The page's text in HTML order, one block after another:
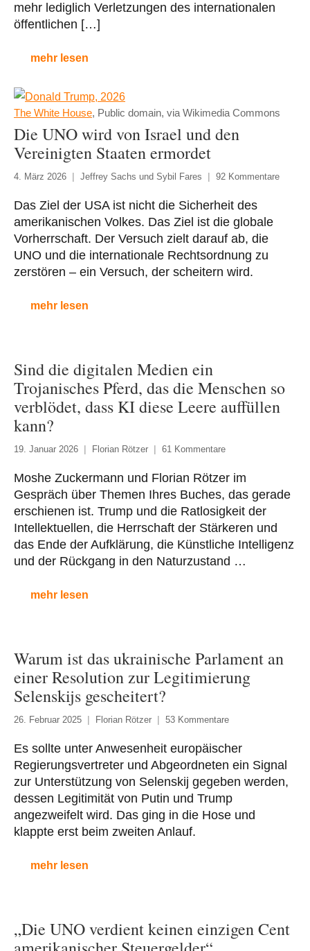
mehr lediglich Verletzungen des internationalen
öffentlichen […]
mehr lesen
The White House, Public domain, via Wikimedia Commons
Die UNO wird von Israel und den
Vereinigten Staaten ermordet
4. März 2026 Jeffrey Sachs und Sybil Fares 92 Kommentare
Das Ziel der USA ist nicht die Sicherheit des
amerikanischen Volkes. Das Ziel ist die globale
Vorherrschaft. Der Versuch zielt darauf ab, die
UNO und die internationale Rechtsordnung zu
zerstören – ein Versuch, der scheitern wird.
mehr lesen
Sind die digitalen Medien ein
Trojanisches Pferd, das die Menschen so
verblödet, dass KI diese Leere auffüllen
kann?
19. Januar 2026 Florian Rötzer 61 Kommentare
Moshe Zuckermann und Florian Rötzer im
Gespräch über Themen Ihres Buches, das gerade
erschienen ist. Trump und die Ratlosigkeit der
Intellektuellen, die Herrschaft der Stärkeren und
das Ende der Aufklärung, die Künstliche Intelligenz
und der Rückgang in den Naturzustand …
mehr lesen
Warum ist das ukrainische Parlament an
einer Resolution zur Legitimierung
Selenskijs gescheitert?
26. Februar 2025 Florian Rötzer 53 Kommentare
Es sollte unter Anwesenheit europäischer
Regierungsvertreter und Abgeordneten ein Signal
zur Unterstützung von Selenskij gegeben werden,
dessen Legitimität von Putin und Trump
angezweifelt wird. Das ging in die Hose und
klappte erst beim zweiten Anlauf.
mehr lesen
„Die UNO verdient keinen einzigen Cent